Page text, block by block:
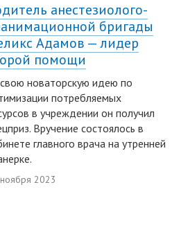
анестезиолого-
бригады
Адамов — лидер
помощи
новаторскую идею по
потребляемых
в учреждении он получил
Вручение состоялось в
главного врача на утренней
2023